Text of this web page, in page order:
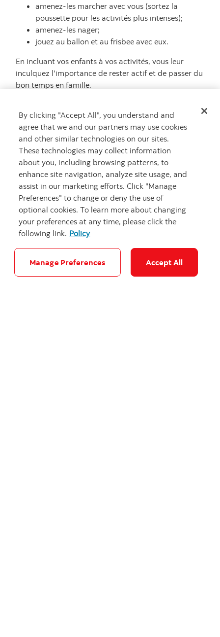
amenez-les marcher avec vous (sortez la
poussette pour les activités plus intenses);
amenez-les nager;
jouez au ballon et au frisbee avec eux.
En incluant vos enfants à vos activités, vous leur
inculquez l'importance de rester actif et de passer du
bon temps en famille.
activité, il est recommandé de consulter votre
médecin afin de savoir si elle convient bien à votre
état de santé.
Autres conseils et articles pertinents
Principes d'une alimentation saine
Renseignements sur la santé du voyageur
Renseignements complémentaires
Voyez toutes nos ressources.
By clicking "Accept All", you understand and
agree that we and our partners may use cookies
and other similar technologies on our sites.
These technologies may collect information
about you, including browsing patterns, to
enhance site navigation, analyze site usage, and
assist in our marketing efforts. Click "Manage
Preferences" to change or deny the use of
optional cookies. To learn more about changing
your preferences at any time, please click the
following link. Policy
Manage Preferences Accept All